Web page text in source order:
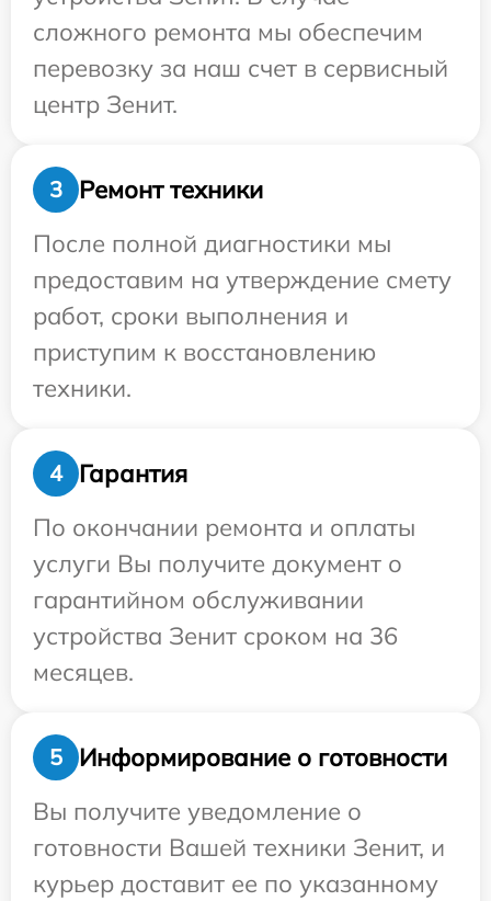
сложного ремонта мы обеспечим
перевозку за наш счет в сервисный
центр Зенит.
3
Ремонт техники
После полной диагностики мы
предоставим на утверждение смету
работ, сроки выполнения и
приступим к восстановлению
техники.
4
Гарантия
По окончании ремонта и оплаты
услуги Вы получите документ о
гарантийном обслуживании
устройства Зенит сроком на 36
месяцев.
5
Информирование о готовности
Вы получите уведомление о
готовности Вашей техники Зенит, и
курьер доставит ее по указанному